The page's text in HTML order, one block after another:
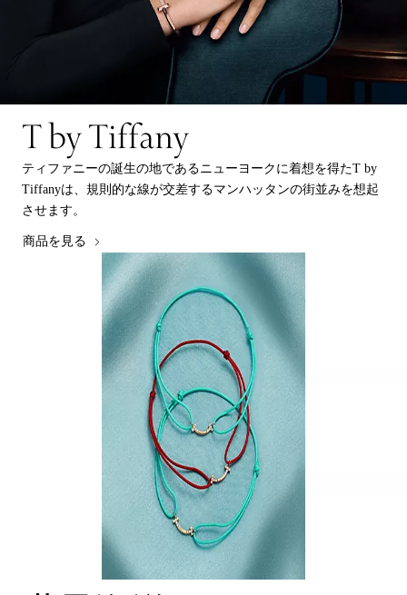
T by Tiffany
ティファニーの誕生の地であるニューヨークに着想を得たT by
Tiffanyは、規則的な線が交差するマンハッタンの街並みを想起
させます。
商品を見る